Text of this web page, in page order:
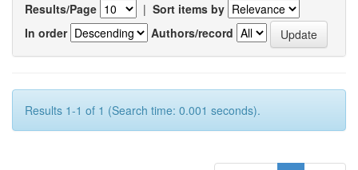
Results/Page | Sort items by
In order
Authors/record
Results 1-1 of 1 (Search time: 0.001 seconds).